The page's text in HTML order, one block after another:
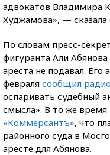
адвокатов Владимира
Худжамова», — сказала
По словам пресс-
фигуранта Али
ареста не подавал. Его
февраля сообщил
оспаривать судебный
смысла». В то же время
«Коммерсантъ», что
районного суда в
аресте для Абянова.